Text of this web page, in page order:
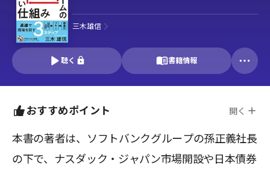
三木雄信
聴く 書籍情報
おすすめポイント 開く
本書の著者は、ソフトバンクグループの孫正義社長
の下で、ナスダック・ジャパン市場開設や日本債券